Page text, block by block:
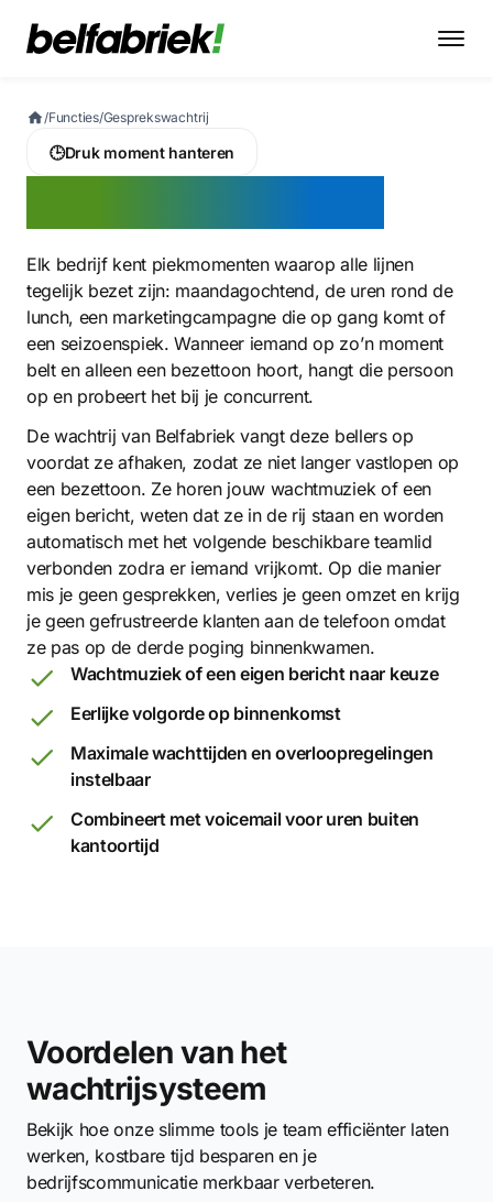
/Functies/Gesprekswachtrij
🕒Druk moment hanteren
Elk bedrijf kent piekmomenten waarop alle lijnen
tegelijk bezet zijn: maandagochtend, de uren rond de
lunch, een marketingcampagne die op gang komt of
een seizoenspiek. Wanneer iemand op zo’n moment
belt en alleen een bezettoon hoort, hangt die persoon
op en probeert het bij je concurrent.
De wachtrij van Belfabriek vangt deze bellers op
voordat ze afhaken, zodat ze niet langer vastlopen op
een bezettoon. Ze horen jouw wachtmuziek of een
eigen bericht, weten dat ze in de rij staan en worden
automatisch met het volgende beschikbare teamlid
verbonden zodra er iemand vrijkomt. Op die manier
mis je geen gesprekken, verlies je geen omzet en krijg
je geen gefrustreerde klanten aan de telefoon omdat
ze pas op de derde poging binnenkwamen.
Wachtmuziek of een eigen bericht naar keuze
Eerlijke volgorde op binnenkomst
Maximale wachttijden en overloopregelingen
instelbaar
Combineert met voicemail voor uren buiten
kantoortijd
Voordelen van het
wachtrijsysteem
Bekijk hoe onze slimme tools je team efficiënter laten
werken, kostbare tijd besparen en je
bedrijfscommunicatie merkbaar verbeteren.